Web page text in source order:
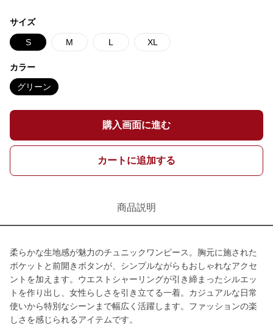
サイズ
S M L XL
カラー
グリーン
購入画面に進む
カートに追加する
商品説明
柔らかな生地感が魅力のチュニックワンピース。胸元に施された
ポケットと前開きボタンが、シンプルながらもおしゃれなアクセ
ントを加えます。ウエストシャーリングが引き締まったシルエッ
トを作り出し、女性らしさを引き立てる一着。カジュアルな日常
使いから特別なシーンまで幅広く活躍します。ファッションの楽
しさを感じられるアイテムです。